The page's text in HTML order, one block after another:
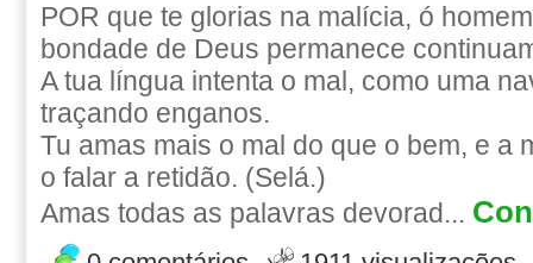
POR que te glorias na malícia, ó
bondade de Deus permanece
A tua língua intenta o mal, como uma
traçando enganos.
Tu amas mais o mal do que o bem, e a
o falar a retidão. (Selá.)
Amas todas as palavras devorad...